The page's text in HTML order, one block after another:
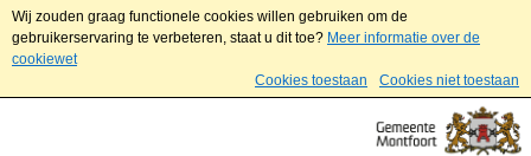
Wij zouden graag functionele cookies willen gebruiken om de
gebruikerservaring te verbeteren, staat u dit toe? Meer informatie over de
cookiewet
Cookies toestaan
Cookies niet toestaan